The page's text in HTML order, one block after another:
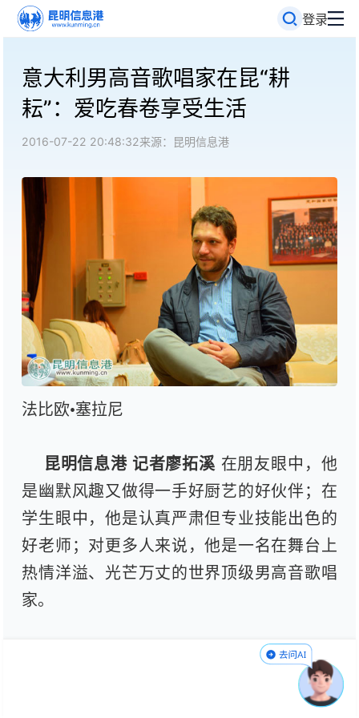
登录
意大利男高音歌唱家在昆“耕
耘”：爱吃春卷享受生活
2016-07-22 20:48:32来源：昆明信息港
法比欧•塞拉尼
昆明信息港 记者廖拓溪在朋友眼中，他
是幽默风趣又做得一手好厨艺的好伙伴；在
学生眼中，他是认真严肃但专业技能出色的
好老师；对更多人来说，他是一名在舞台上
热情洋溢、光芒万丈的世界顶级男高音歌唱
家。
第一次在昆明表演，第一次在中国任教，
第一次离开欧洲超过三个月……自今年3月受
邀来到昆明艺术职业学院担任声乐教师以